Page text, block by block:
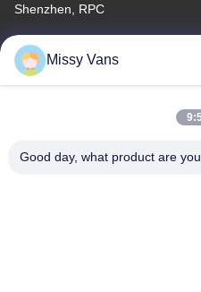
Shenzhen, RPC
Tél
+86-185-7643-6547
Missy Vans
Good day, what product are